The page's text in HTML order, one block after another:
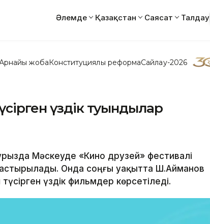
Әлемде Қазақстан Саясат Талдау
жобаКонституциялық реформаСайлау-2026
үздік туындылар
Мәскеуде «Кино друзей» фестивалі
Онда соңғы уақытта Ш.Айманов
үздік фильмдер көрсетіледі.